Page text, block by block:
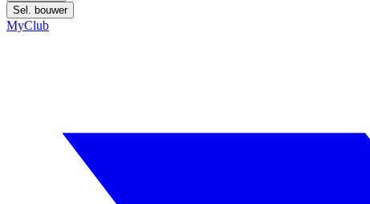
Sel. bouwer
MyClub